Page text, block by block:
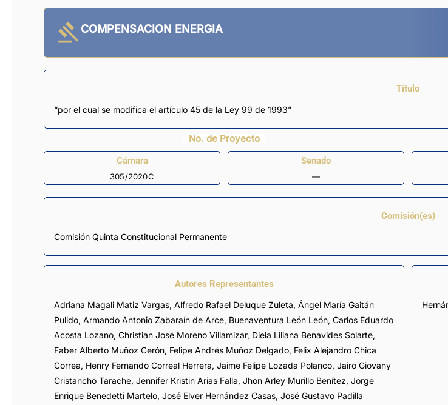
COMPENSACION ENERGIA
Título
“por el cual se modifica el artículo 45 de la Ley 99 de 1993”
No. de Proyecto
Cámara
305/2020C
Senado
—
Comisión(es)
Comisión Quinta Constitucional Permanente
Autores Representantes
Adriana Magali Matiz Vargas, Alfredo Rafael Deluque Zuleta, Ángel María Gaitán
Pulido, Armando Antonio Zabaraín de Arce, Buenaventura León León, Carlos Eduardo
Acosta Lozano, Christian José Moreno Villamizar, Diela Liliana Benavides Solarte,
Faber Alberto Muñoz Cerón, Felipe Andrés Muñoz Delgado, Felix Alejandro Chica
Correa, Henry Fernando Correal Herrera, Jaime Felipe Lozada Polanco, Jairo Giovany
Cristancho Tarache, Jennifer Kristin Arias Falla, Jhon Arley Murillo Benítez, Jorge
Enrique Benedetti Martelo, José Elver Hernández Casas, José Gustavo Padilla